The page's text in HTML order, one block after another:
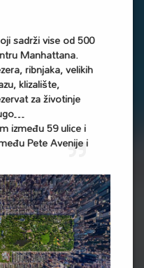
sadrži vise od 500
Manhattana.
ribnjaka, velikih
klizalište,
za životinje
između 59 ulice i
Pete Avenije i